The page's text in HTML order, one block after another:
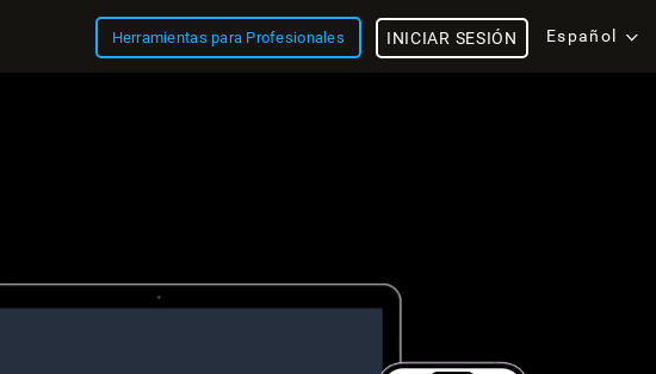
Herramientas para Profesionales Español
INICIAR SESIÓN